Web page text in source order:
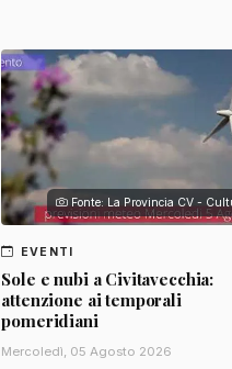
Fonte: La Provincia CV -
EVENTI
Sole e nubi a Civitavecchia:
attenzione ai temporali
pomeridiani
Mercoledì, 05 Agosto 2026